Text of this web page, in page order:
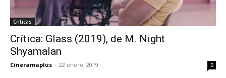
Críticas
Crítica: Glass (2019), de M. Night
Shyamalan
Cineramaplus - 22 enero, 2019 0